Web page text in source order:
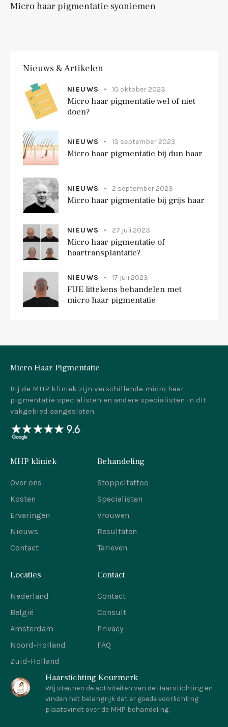
Micro haar pigmentatie syoniemen
Nieuws & Artikelen
NIEUWS 10 oktober 2023
Micro haar pigmentatie wel of niet
doen?
NIEUWS 13 september 2023
Micro haar pigmentatie bij dun haar
NIEUWS 2 september 2023
Micro haar pigmentatie bij grijs haar
NIEUWS 27 juli 2023
Micro haar pigmentatie of
haartransplantatie?
NIEUWS 17 juli 2023
FUE littekens behandelen met
micro haar pigmentatie
Micro Haar Pigmentatie
Bij de MHP kliniek zijn verschillende micro haar
pigmentatie specialisten en andere specialisten in dit
vakgebied aangesloten.
MHP kliniek
Over ons
Kosten
Ervaringen
Nieuws
Contact
Behandeling
Stoppeltattoo
Specialisten
Vrouwen
Resultaten
Tarieven
Locaties
Nederland
België
Amsterdam
Noord-Holland
Zuid-Holland
Contact
Contact
Consult
Privacy
FAQ
Haarstichting Keurmerk
Wij steunen de activiteiten van de Haarstichting en
vinden het belangrijk dat er goede voorlichting
plaatsvindt over de MHP behandeling.